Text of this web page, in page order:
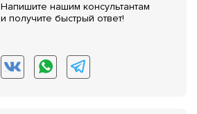
Напишите нашим консультантам
и получите быстрый ответ!